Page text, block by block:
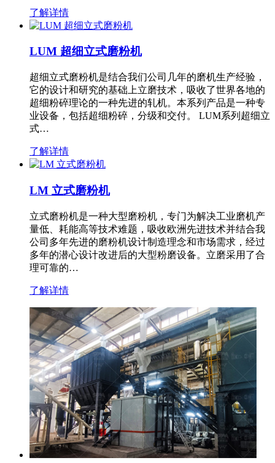
了解详情
LUM 超细立式磨粉机
超细立式磨粉机是结合我们公司几年的磨机生产经验，
它的设计和研究的基础上立磨技术，吸收了世界各地的
超细粉碎理论的一种先进的轧机。本系列产品是一种专
业设备，包括超细粉碎，分级和交付。 LUM系列超细立
式…
了解详情
LM 立式磨粉机
立式磨粉机是一种大型磨粉机，专门为解决工业磨机产
量低、耗能高等技术难题，吸收欧洲先进技术并结合我
公司多年先进的磨粉机设计制造理念和市场需求，经过
多年的潜心设计改进后的大型粉磨设备。立磨采用了合
理可靠的…
了解详情